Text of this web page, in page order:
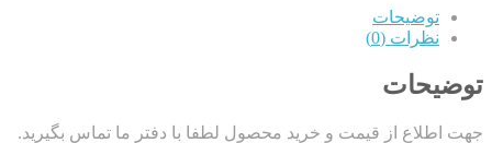
توضیحات
نظرات (0)
توضیحات
جهت اطلاع از قیمت و خرید محصول لطفا با دفتر ما تماس بگیرید.